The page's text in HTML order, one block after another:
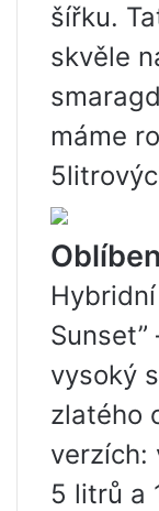
šířku.
skvěle
máme
Sunset”
vysoký
zlatého
verzích:
5 litrů a